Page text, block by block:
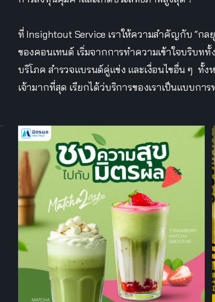
ที่ Insightout Service เราให้ความสำคัญกับ “ก
ของคอนเทนต์ เริ่มจากการทำความเข้าใจบริบท
บริโภค สำรวจแบรนด์คู่แข่ง และเงื่อนไขอื่น ๆ ทั้
เจ้ามากที่สุด เรียกได้ว่บริการของเราเป็นแบบก